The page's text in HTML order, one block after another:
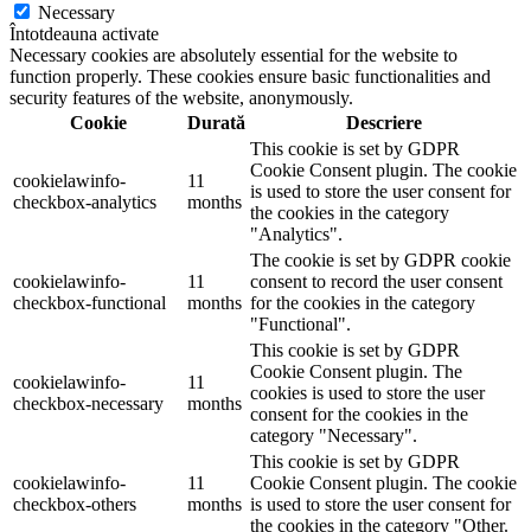
Necessary
Întotdeauna activate
Necessary cookies are absolutely essential for the website to
function properly. These cookies ensure basic functionalities and
security features of the website, anonymously.
Cookie
Durată Descriere
cookielawinfo-
checkbox-analytics
11
months
This cookie is set by GDPR
Cookie Consent plugin. The cookie
is used to store the user consent for
the cookies in the category
"Analytics".
cookielawinfo-
checkbox-functional
11
months
The cookie is set by GDPR cookie
consent to record the user consent
for the cookies in the category
"Functional".
cookielawinfo-
checkbox-necessary
11
months
This cookie is set by GDPR
Cookie Consent plugin. The
cookies is used to store the user
consent for the cookies in the
category "Necessary".
cookielawinfo-
checkbox-others
11
months
This cookie is set by GDPR
Cookie Consent plugin. The cookie
is used to store the user consent for
the cookies in the category "Other.